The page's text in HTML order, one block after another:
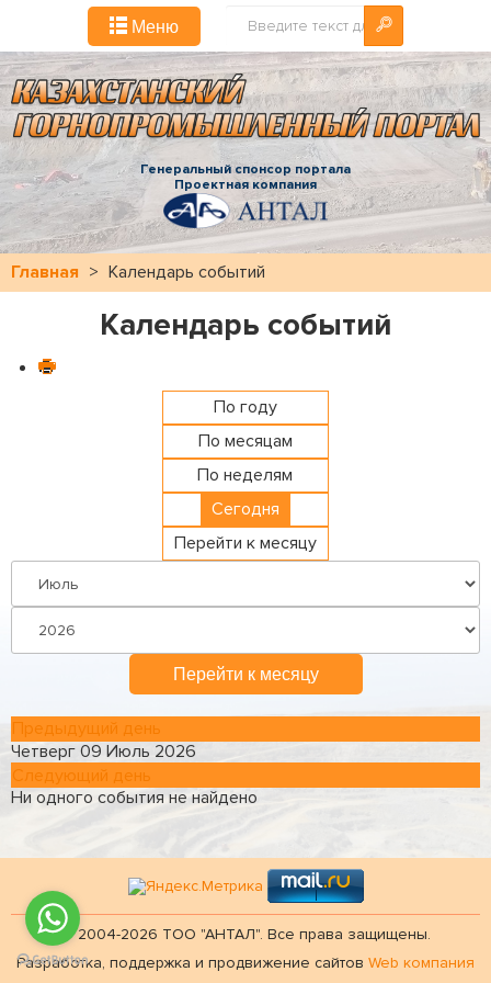
Меню
Генеральный спонсор портала
Проектная компания
Главная > Календарь событий
Календарь событий
По году
По месяцам
По неделям
Сегодня
Перейти к месяцу
Перейти к месяцу
Предыдущий день
Четверг 09 Июль 2026
Следующий день
Ни одного события не найдено
© 2004-2026 ТОО "АНТАЛ". Все права защищены.
Разработка, поддержка и продвижение сайтов Web компания